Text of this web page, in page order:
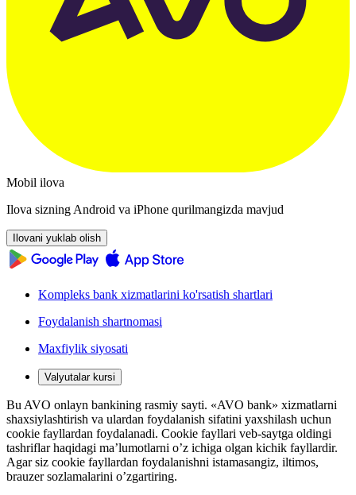
Mobil ilova
Ilova sizning Android va iPhone qurilmangizda mavjud
Ilovani yuklab olish
Kompleks bank xizmatlarini ko'rsatish shartlari
Foydalanish shartnomasi
Maxfiylik siyosati
Valyutalar kursi
Bu AVO onlayn bankining rasmiy sayti. «AVO bank» xizmatlarni
shaxsiylashtirish va ulardan foydalanish sifatini yaxshilash uchun
cookie fayllardan foydalanadi. Cookie fayllari veb-saytga oldingi
tashriflar haqidagi ma’lumotlarni o’z ichiga olgan kichik fayllardir.
Agar siz cookie fayllardan foydalanishni istamasangiz, iltimos,
brauzer sozlamalarini o’zgartiring.